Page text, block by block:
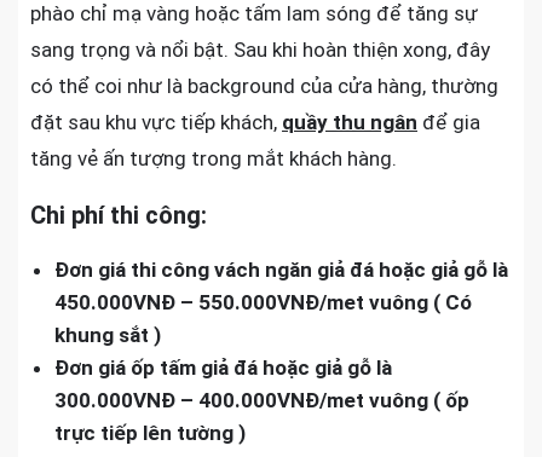
phào chỉ mạ vàng hoặc tấm lam sóng để tăng sự
sang trọng và nổi bật. Sau khi hoàn thiện xong, đây
có thể coi như là background của cửa hàng, thường
đặt sau khu vực tiếp khách, quầy thu ngân để gia
tăng vẻ ấn tượng trong mắt khách hàng.
Chi phí thi công:
Đơn giá thi công vách ngăn giả đá hoặc giả gỗ là
450.000VNĐ – 550.000VNĐ/met vuông ( Có
khung sắt )
Đơn giá ốp tấm giả đá hoặc giả gỗ là
300.000VNĐ – 400.000VNĐ/met vuông ( ốp
trực tiếp lên tường )